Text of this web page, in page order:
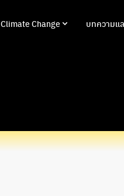
Climate Change บทความแ